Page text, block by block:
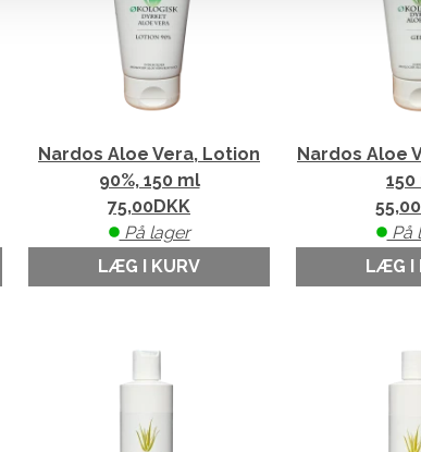
Nardos Aloe Vera, Lotion
90%, 150 ml
75,00DKK
På lager
LÆG I KURV
Nardos Aloe
150
55,00
På
LÆG I